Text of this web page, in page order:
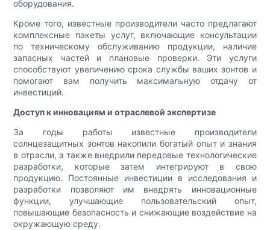
оборудования.
Кроме того, известные производители часто предлагают
комплексные пакеты услуг, включающие консультации
по техническому обслуживанию продукции, наличие
запасных частей и плановые проверки. Эти услуги
способствуют увеличению срока службы ваших зонтов и
помогают вам получить максимальную отдачу от
инвестиций.
Доступ к инновациям и отраслевой экспертизе
За годы работы известные производители
солнцезащитных зонтов накопили богатый опыт и знания
в отрасли, а также внедрили передовые технологические
разработки, которые затем интегрируют в свою
продукцию. Постоянные инвестиции в исследования и
разработки позволяют им внедрять инновационные
функции, улучшающие пользовательский опыт,
повышающие безопасность и снижающие воздействие на
окружающую среду.